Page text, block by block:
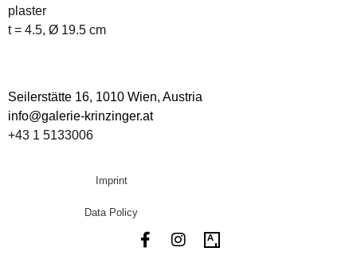
plaster
t = 4.5, Ø 19.5 cm
Seilerstätte 16, 1010 Wien, Austria
info@galerie-krinzinger.at
+43 1 5133006
Imprint
Data Policy